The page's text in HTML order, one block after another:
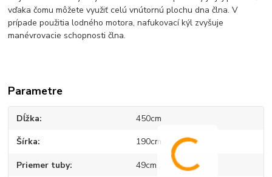
vďaka čomu môžete využiť celú vnútornú plochu dna člna. V
prípade použitia lodného motora, nafukovací kýl zvyšuje
manévrovacie schopnosti člna.
Parametre
Dĺžka 450cm
Šírka 190cm
Priemer tuby 49cm